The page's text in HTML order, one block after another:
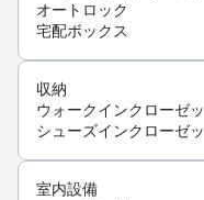
オートロック
宅配ボックス
収納
ウォークインクローゼ
シューズインクローゼ
室内設備